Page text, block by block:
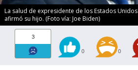
La salud de expresidente de los Estados
afirmó su hijo. (Foto vía: Joe Biden)
3
0 0